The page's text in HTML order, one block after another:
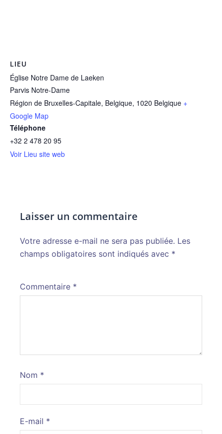
LIEU
Église Notre Dame de Laeken
Parvis Notre-Dame
Région de Bruxelles-Capitale, Belgique, 1020 Belgique +
Google Map
Téléphone
+32 2 478 20 95
Voir Lieu site web
Laisser un commentaire
Votre adresse e-mail ne sera pas publiée. Les
champs obligatoires sont indiqués avec *
Commentaire *
Nom *
E-mail *
Alternative: